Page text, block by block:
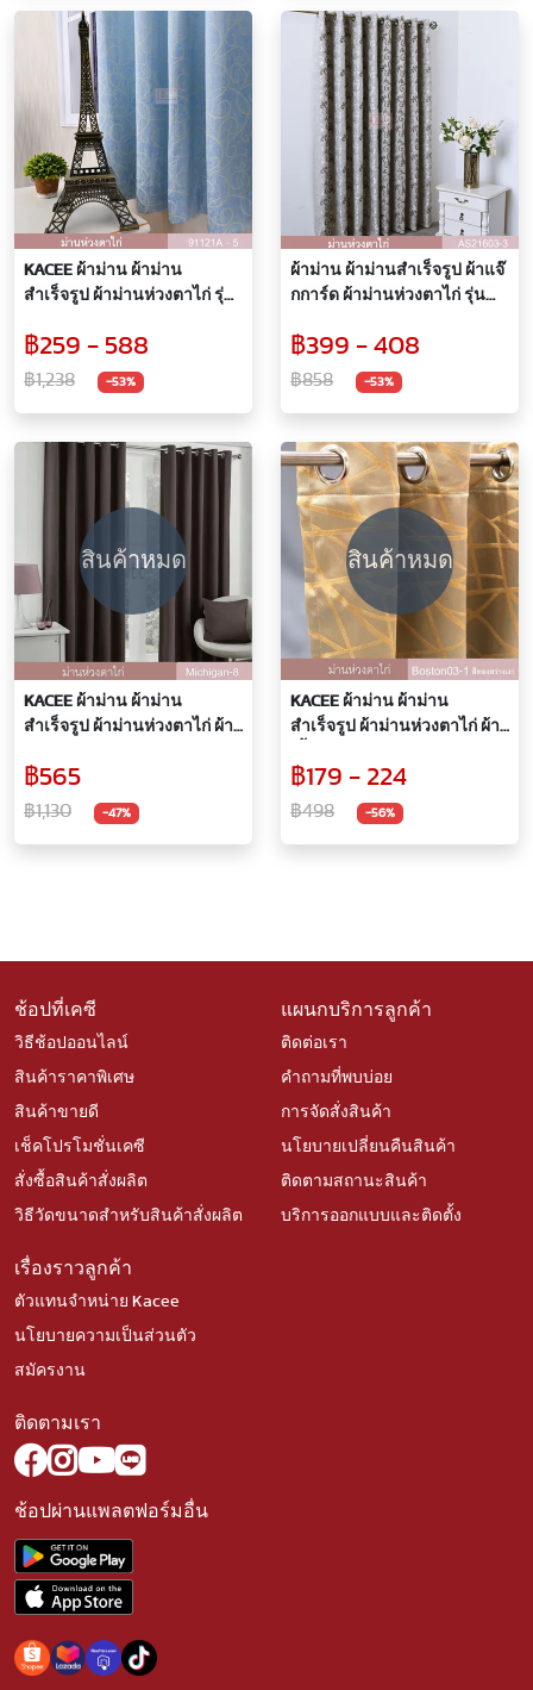
KACEE ผ้าม่าน ผ้าม่าน
สำเร็จรูป ผ้าม่านห่วงตาไก่ รุ่น
ผืน)
฿259 - 588
฿1,238 -53%
ผ้าม่าน ผ้าม่านสำเร็จรูป ผ้าแจ๊
กการ์ด ผ้าม่านห่วงตาไก่ รุ่น
฿399 - 408
฿858 -53%
สินค้าหมด
KACEE ผ้าม่าน ผ้าม่าน
สำเร็จรูป ผ้าม่านห่วงตาไก่ ผ้า
ผืน)
฿565
฿1,130 -47%
สินค้าหมด
KACEE ผ้าม่าน ผ้าม่าน
สำเร็จรูป ผ้าม่านห่วงตาไก่ ผ้า
เนื้อสัมผัสนุ่ม รุ่น Boston (1
ผืน)
฿179 - 224
฿498 -56%
ช้อปที่เคซี
วิธีช้อปออนไลน์
สินค้าราคาพิเศษ
สินค้าขายดี
เช็คโปรโมชั่นเคซี
สั่งซื้อสินค้าสั่งผลิต
วิธีวัดขนาดสำหรับสินค้าสั่งผลิต
แผนกบริการลูกค้า
ติดต่อเรา
คำถามที่พบบ่อย
การจัดสั่งสินค้า
นโยบายเปลี่ยนคืนสินค้า
ติดตามสถานะสินค้า
บริการออกแบบและติดตั้ง
เรื่องราวลูกค้า
ตัวแทนจำหน่าย Kacee
นโยบายความเป็นส่วนตัว
สมัครงาน
ติดตามเรา
ช้อปผ่านแพลตฟอร์มอื่น